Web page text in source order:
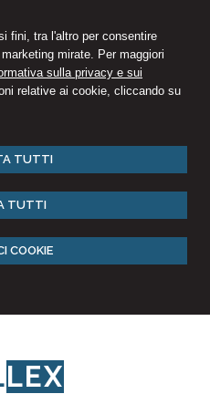
fini, tra l'altro per consentire
mirate. Per maggiori
sulla privacy e sui
relative ai cookie, cliccando su
TUTTI
TUTTI
COOKIE
LEX